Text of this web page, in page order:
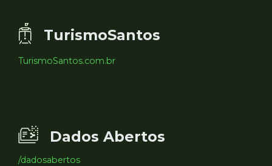
TurismoSantos
TurismoSantos.com.br
Dados Abertos
/dadosabertos